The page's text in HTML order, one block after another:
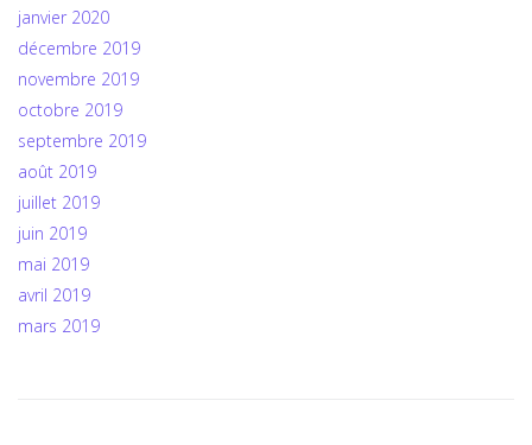
janvier 2020
décembre 2019
novembre 2019
octobre 2019
septembre 2019
août 2019
juillet 2019
juin 2019
mai 2019
avril 2019
mars 2019